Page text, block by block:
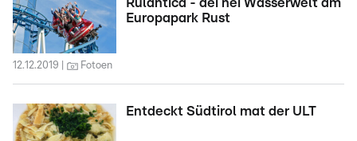
Rulantica - déi nei Wasserwelt am
Europapark Rust
12.12.2019 Fotoen
Entdeckt Südtirol mat der ULT